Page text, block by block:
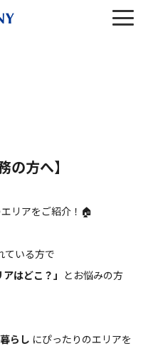
（なし定休）
方へ】
リアをご紹介！🏠
ている方で
はどこ？」 とお悩みの方
らし にぴったりのエリアを